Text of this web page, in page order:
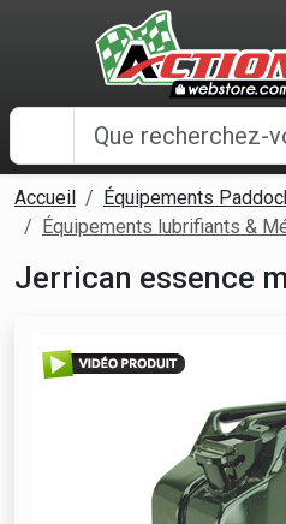
Panneau de gestion des cookies
Accueil
Équipements
Équipements lubrifiants &
Jerrican essence